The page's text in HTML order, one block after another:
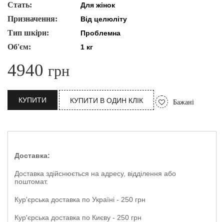
Стать: Для жінок
Призначення: Від целюліту
Тип шкіри: Проблемна
Об'єм: 1 кг
4940 грн
КУПИТИ КУПИТИ В ОДИН КЛІК Бажані
Доставка:
Доставка здійснюється на адресу, відділення або
поштомат.
Кур'єрська доставка по Україні - 250 грн
Кур'єрська доставка по Києву - 250 грн